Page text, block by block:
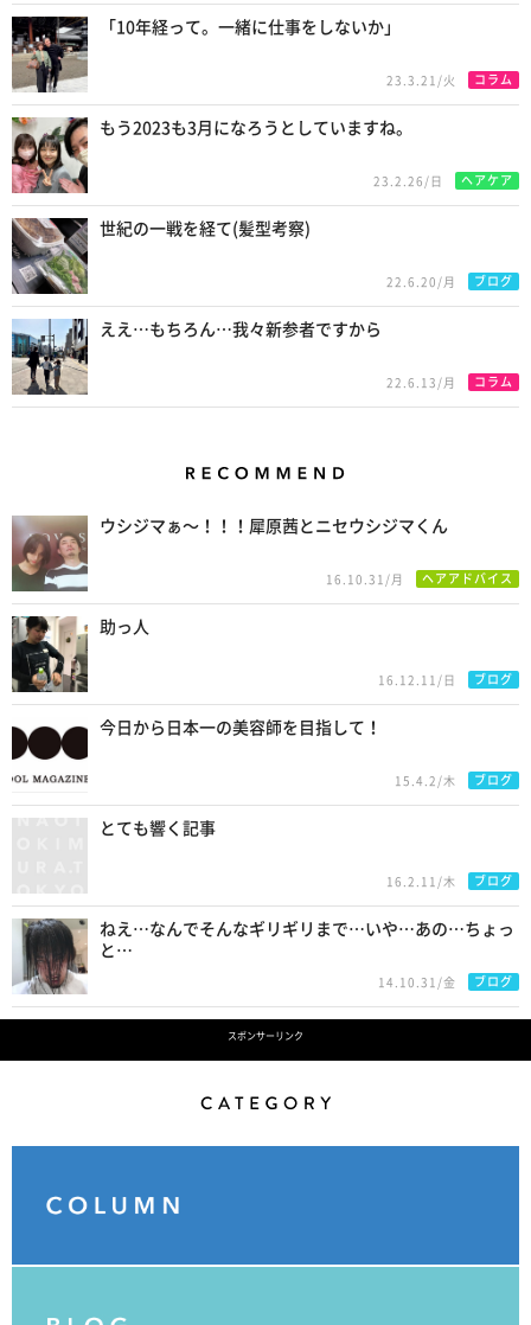
「10年経って。一緒に仕事をしないか」
23.3.21/火 コラム
もう2023も3月になろうとしていますね。
23.2.26/日 ヘアケア
世紀の一戦を経て(髪型考察)
22.6.20/月 ブログ
ええ…もちろん…我々新参者ですから
22.6.13/月 コラム
ウシジマぁ〜！！！犀原茜とニセウシジマくん
16.10.31/月 ヘアアドバイス
助っ人
16.12.11/日 ブログ
今日から日本一の美容師を目指して！
15.4.2/木 ブログ
とても響く記事
16.2.11/木 ブログ
ねえ…なんでそんなギリギリまで…いや…あの…ちょっ
と…
14.10.31/金 ブログ
スポンサーリンク